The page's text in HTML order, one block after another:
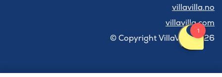
villavilla.no
villavilla.com
© Copyright VillaVilla 2026